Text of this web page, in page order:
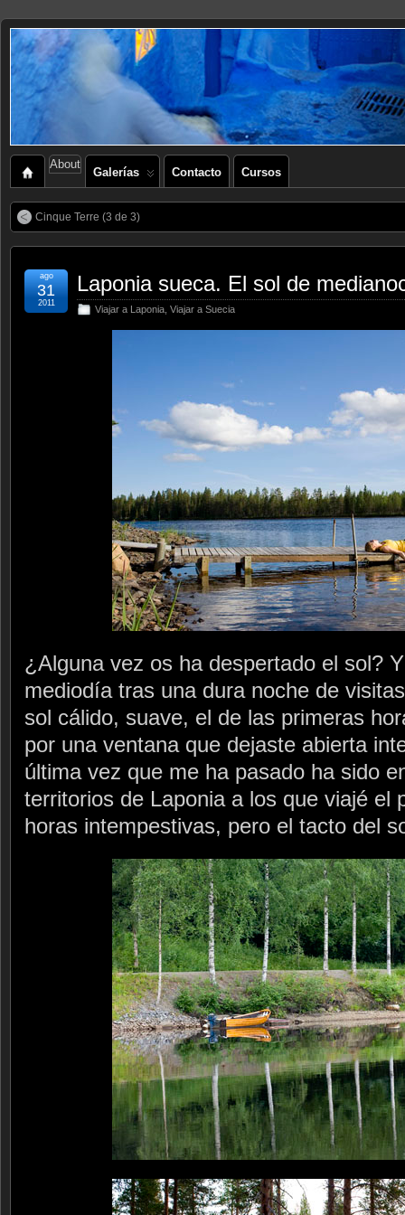
About
Galerías Contacto Cursos
Cinque Terre (3 de 3)
Laponia sueca. El sol de
Viajar a Laponia Viajar a Suecia
ago
31
2011
¿Alguna vez os ha despertado el sol?
mediodía tras una dura noche de
sol cálido, suave, el de las primeras
por una ventana que dejaste abierta
última vez que me ha pasado ha sido
territorios de Laponia a los que viajé el
horas intempestivas, pero el tacto del